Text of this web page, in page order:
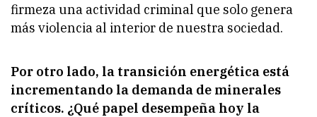
firmeza una actividad criminal que solo genera
más violencia al interior de nuestra sociedad.
Por otro lado, la transición energética está
incrementando la demanda de minerales
críticos. ¿Qué papel desempeña hoy la